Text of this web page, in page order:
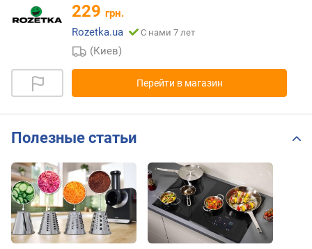
229 грн.
Rozetka.ua
С нами 7 лет
(Киев)
Перейти в магазин
Полезные статьи